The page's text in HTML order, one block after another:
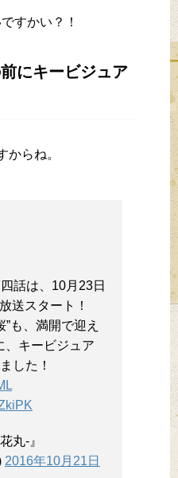
すかい？！
にキービジュア
からね。
話は、10月23日
送スタート！
も、満開で迎え
、キービジュア
した！
丸-』
2016年10月21日